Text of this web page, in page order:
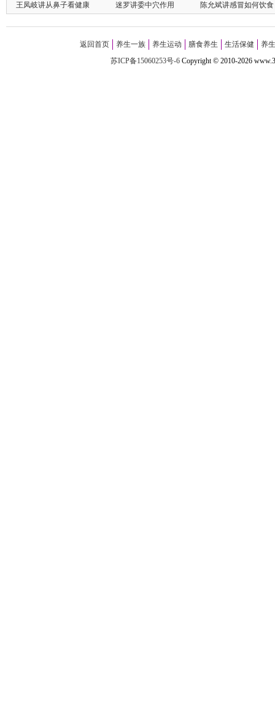
王凤岐讲从鼻子看健康 迷罗讲委中穴作用 陈允斌讲感冒如何饮食
返回首页 养生一族 养生运动 膳食养生 生活保健
养
苏ICP备15060253号-6Copyright©2010-2026